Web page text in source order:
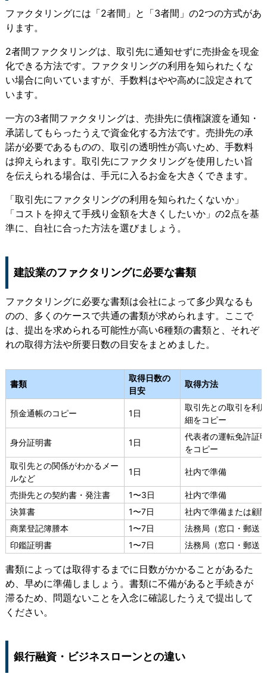
ファクタリングには「2者間」と「3者間」の2つの方式があ
ります。
2者間ファクタリングは、取引先に通知せずに売掛金を現金
化できる方法です。ファクタリングの利用を知られたくな
い場合に向いていますが、手数料はやや高めに設定されて
います。
一方の3者間ファクタリングは、売掛先に債権譲渡を通知・
承諾してもらったうえで資金化する方法です。売掛先の承
諾が必要であるものの、取引の透明性が高いため、手数料
は抑えられます。取引先にファクタリングを使用したい旨
を伝えられる場合は、手元に入るお金を大きくできます。
「取引先にファクタリングの利用を知られたくないか」
「コストを抑えて手残り金額を大きくしたいか」の2点を基
準に、自社に合った方法を選びましょう。
建設業のファクタリングに必要な書類
ファクタリングに必要な書類は会社によって多少異なるも
のの、多くのケースで共通の書類が求められます。ここで
は、提出を求められる可能性が高い6種類の書類と、それぞ
れの取得方法や所要日数の目安をまとめました。
書類
取得日数の
目安
取得方法
預金通帳のコピー 1日
取引先との取引を利
細をコピー
身分証明書 1日
代表者の運転免許証
をコピー
取引先との関係がわかるメー
ルなど
1日 社内で準備
売掛先との契約書・発注書 1〜3日
社内で準備
決算書
1〜7日
社内で準備または顧
商業登記簿謄本
1〜7日
法務局（窓口・郵送
印鑑証明書
1〜7日 法務局（窓口・郵送
書類によっては取得するまでに日数がかかることがあるた
め、早めに準備しましょう。書類に不備があると手続きが
滞るため、問題ないことを入念に確認したうえで提出して
ください。
銀行融資・ビジネスローンとの違い